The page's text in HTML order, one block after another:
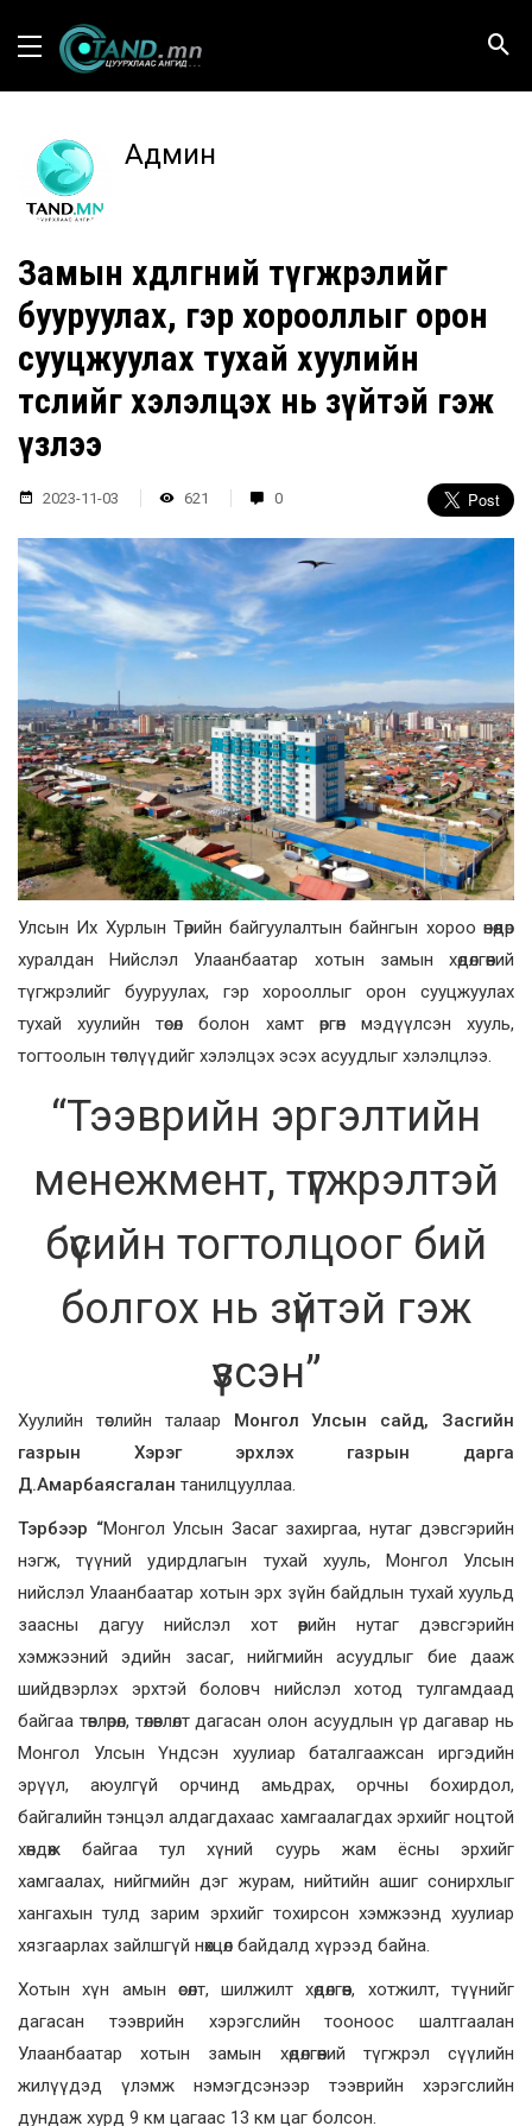
Админ
Замын хөдөлгөөний түгжрэлийг
бууруулах, гэр хорооллыг орон
сууцжуулах тухай хуулийн
төслийг хэлэлцэх нь зүйтэй гэж
үзлээ
2023-11-03 621 0
Улсын Их Хурлын Төрийн байгуулалтын байнгын хороо өнөөдөр
хуралдан Нийслэл Улаанбаатар хотын замын хөдөлгөөний
түгжрэлийг бууруулах, гэр хорооллыг орон сууцжуулах
тухай хуулийн төсөл болон хамт өргөн мэдүүлсэн хууль,
тогтоолын төслүүдийг хэлэлцэх эсэх асуудлыг хэлэлцлээ.
“Тээврийн эргэлтийн
менежмент, түгжрэлтэй
бүсийн тогтолцоог бий
болгох нь зүйтэй гэж
үзсэн”
Хуулийн төслийн талаар Монгол Улсын сайд, Засгийн
газрын Хэрэг эрхлэх газрын дарга
Д.Амарбаясгалан танилцууллаа.
Тэрбээр “Монгол Улсын Засаг захиргаа, нутаг дэвсгэрийн
нэгж, түүний удирдлагын тухай хууль, Монгол Улсын
нийслэл Улаанбаатар хотын эрх зүйн байдлын тухай хуульд
заасны дагуу нийслэл хот өөрийн нутаг дэвсгэрийн
хэмжээний эдийн засаг, нийгмийн асуудлыг бие дааж
шийдвэрлэх эрхтэй боловч нийслэл хотод тулгамдаад
байгаа төвлөрөл, төлөвлөлт дагасан олон асуудлын үр дагавар нь
Монгол Улсын Үндсэн хуулиар баталгаажсан иргэдийн
эрүүл, аюулгүй орчинд амьдрах, орчны бохирдол,
байгалийн тэнцэл алдагдахаас хамгаалагдах эрхийг ноцтой
хөндөж байгаа тул хүний суурь жам ёсны эрхийг
хамгаалах, нийгмийн дэг журам, нийтийн ашиг сонирхлыг
хангахын тулд зарим эрхийг тохирсон хэмжээнд хуулиар
хязгаарлах зайлшгүй нөхцөл байдалд хүрээд байна.
Хотын хүн амын өсөлт, шилжилт хөдөлгөөн, хотжилт, түүнийг
дагасан тээврийн хэрэгслийн тооноос шалтгаалан
Улаанбаатар хотын замын хөдөлгөөний түгжрэл сүүлийн
жилүүдэд үлэмж нэмэгдсэнээр тээврийн хэрэгслийн
дундаж хурд 9 км цагаас 13 км цаг болсон.